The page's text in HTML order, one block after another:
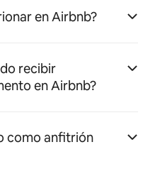
en Airbnb?
recibir
en Airbnb?
como anfitrión